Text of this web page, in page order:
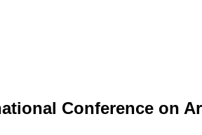
Conference on